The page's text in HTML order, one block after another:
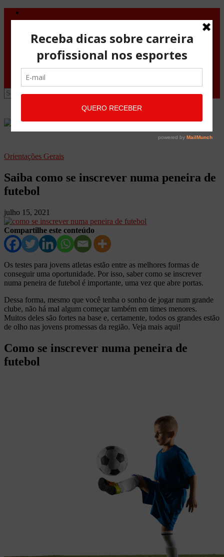
Vistos de viagem
Orientações Gerais
Fale Conosco
Advocacia Maria Pessoa
Advocacia Maria Pessoa Desportivo
Orientações Gerais
Saiba como se inscrever numa peneira de
futebol
julho 15, 2021
Compartilhe este conteúdo
Os testes para jovens atletas estão entre as melhores formas de
conseguir uma oportunidade. Por isso, saber como se inscrever
numa peneira de futebol é importante, uma vez que abre portas.
Dessa forma, mesmo que você tenha o sonho de jogar num grande
clube, não há mal algum começar também em times menores.
Muitos deles são fortes na base e, certamente, todos os grandes estão
de olho nas jovens promessas da região. Veja mais aqui!
Como se inscrever numa peneira de
futebol